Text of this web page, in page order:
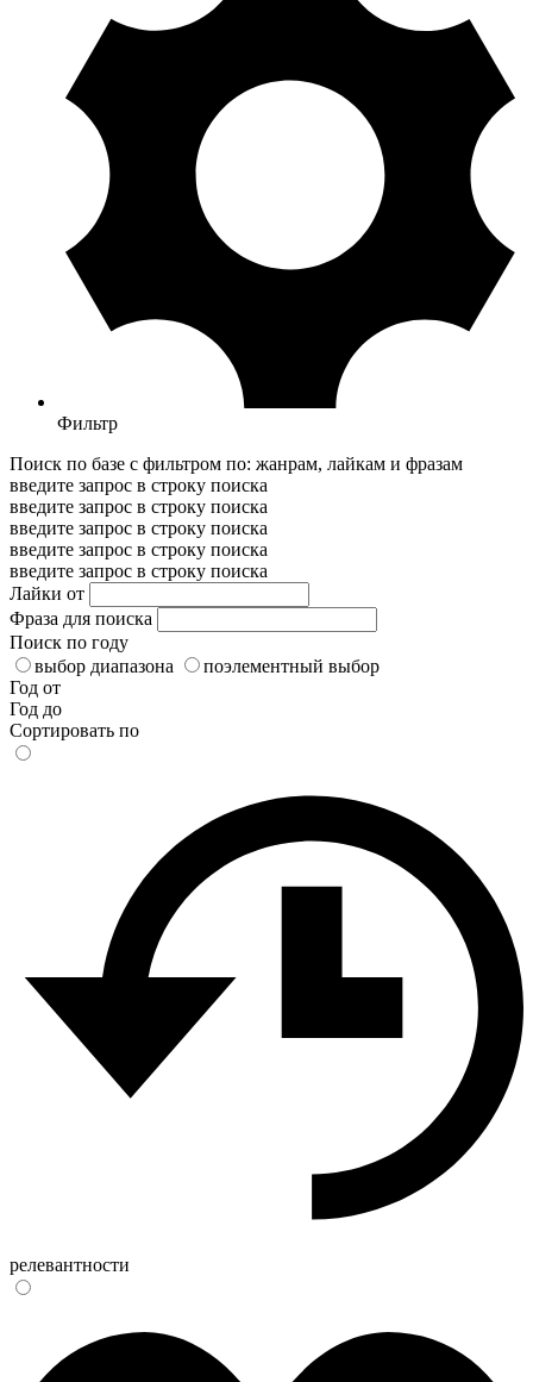
Фильтр
Поиск по базе с фильтром по: жанрам, лайкам и фразам
введите запрос в строку поиска
введите запрос в строку поиска
введите запрос в строку поиска
введите запрос в строку поиска
введите запрос в строку поиска
Лайки от
Фраза для поиска
Поиск по году
выбор диапазона
поэлементный выбор
Год от
Год до
Сортировать по
релевантности